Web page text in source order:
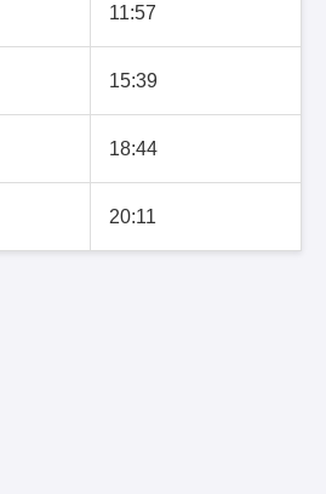
11:57
15:39
18:44
20:11